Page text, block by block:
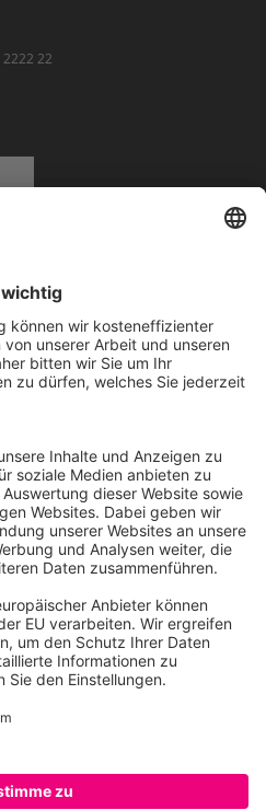
22
geltend gemacht werden
Senatsverwaltung für
DE 114236103
Körperschaft befreit
§5 I 9 KStg. unter der